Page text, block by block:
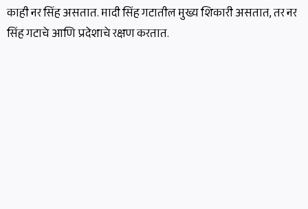
काही नर सिंह असतात. मादी सिंह गटातील मुख्य शिकारी असतात, तर नर
सिंह गटाचे आणि प्रदेशाचे रक्षण करतात.